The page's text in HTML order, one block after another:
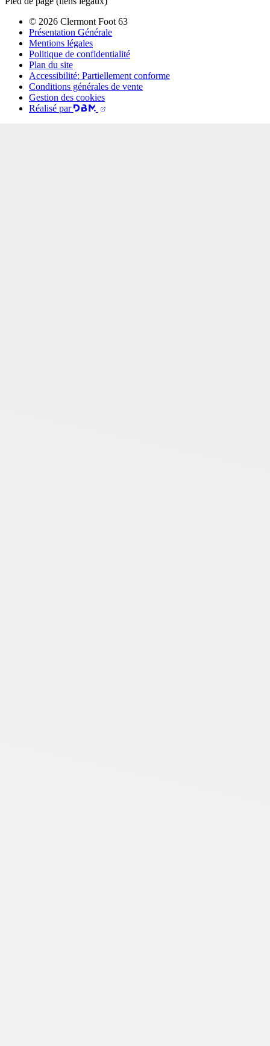
© 2026 Clermont Foot 63
Présentation Générale
Mentions légales
Politique de confidentialité
Plan du site
Accessibilité: Partiellement conforme
Conditions générales de vente
Gestion des cookies
Réalisé par